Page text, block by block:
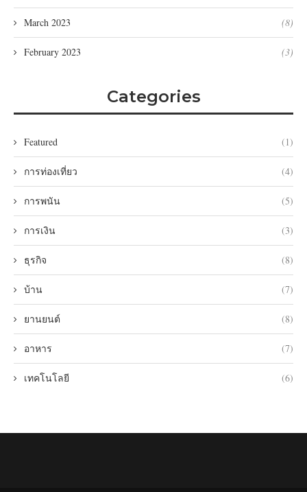
March 2023 (8)
February 2023 (3)
Categories
Featured (1)
การท่องเที่ยว (4)
การพนัน (5)
การเงิน (3)
ธุรกิจ (8)
บ้าน (7)
ยานยนต์ (8)
อาหาร (7)
เทคโนโลยี (6)